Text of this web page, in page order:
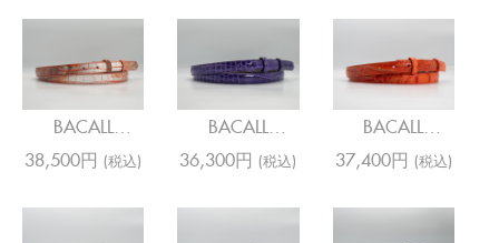
BACALL
COCCO
38,500円(税込)
BACALL
COCCO
36,300円(税込)
BACALL
COCCO
37,400円 (税込)